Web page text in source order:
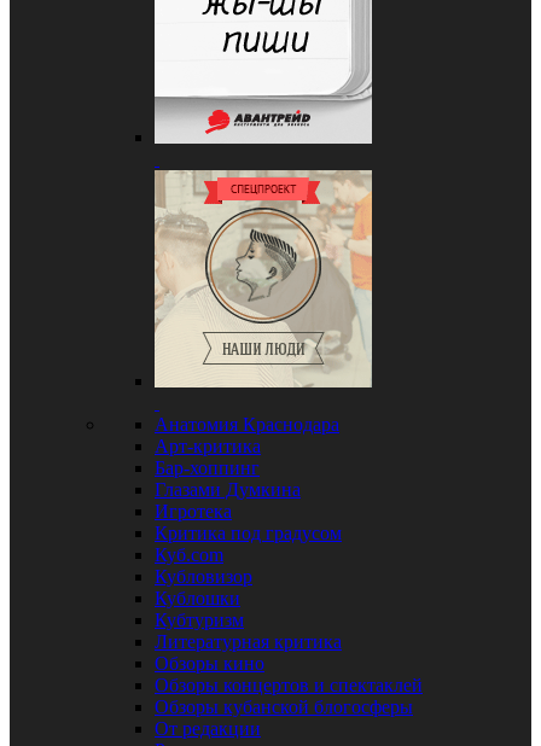
Анатомия Краснодара
Арт-критика
Бар-хоппинг
Глазами Думкина
Игротека
Критика под градусом
Куб.com
Кубловизор
Кублошки
Кубтуризм
Литературная критика
Обзоры кино
Обзоры концертов и спектаклей
Обзоры кубанской блогосферы
От редакции